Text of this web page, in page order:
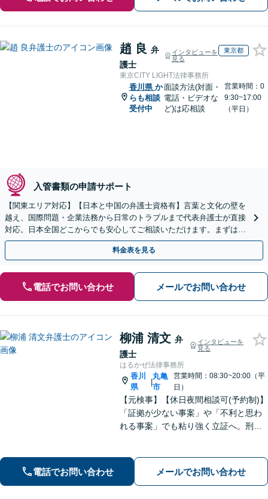
趙 良 弁
護士
インタビューを
見る
東京都
東京CITY LIGHT法律事務所
香川県 か
らも相談
受付中
面談方法(対面・
電話・ビデオな
ど)は応相談
営業時間：0
9:30~17:00
（平日）
入管書類の申請サポート
【関東エリア対応】【日本と中国の弁護士資格有】言葉と文化の壁を
越え、国際問題・企業法務から日常のトラブルまで代表弁護士が直接
対応。日本全国どこからでも安心してご相談いただけます。まずは一
歩を踏み出してみませんか。【初回相談無料】
料金表を見る
電話でお問い合わせ メールでお問い合わせ
柳浦 清文 弁
護士
インタビューを
見る
はるかぜ法律事務所
香川
県
|
丸亀
市
営業時間：08:30~20:00（平
日）
【元検事】【休日夜間相談可(予約制)】
「証拠が少ない事案」や「不利と思わ
れる事案」でも粘り強く立証へ。刑事
対応。丁寧な説明とヒアリングで、問
題解決に尽力します。
電話でお問い合わせ メールでお問い合わせ